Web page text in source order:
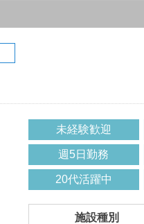
未経験歓迎
週5日勤務
20代活躍中
施設種別